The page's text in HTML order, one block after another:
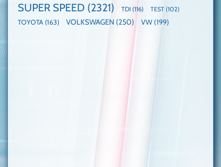
SUPER SPEED (2321) TDI (116) TEST (102)
TOYOTA (163) VOLKSWAGEN (250) VW (199)